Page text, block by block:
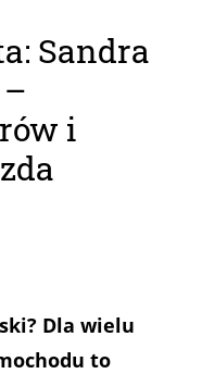
Sandra
i
Dla wielu
to